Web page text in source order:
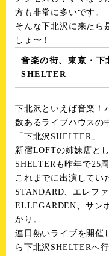
方も非常に多いです。
そんな下北沢に来たら
しょ〜！
音楽の街、東京・下
SHELTER
下北沢といえば音楽！
数あるライブハウスの
「下北沢SHELTER」
新宿LOFTの姉妹店と
SHELTERも昨年で25
これまでに出演してい
STANDARD、エレフ
ELLEGARDEN、サン
かり。
連日熱いライブを開催
ら下北沢SHELTERへ